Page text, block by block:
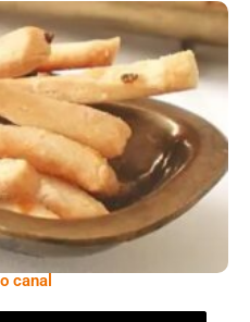
De Cebola E Salsa
canal